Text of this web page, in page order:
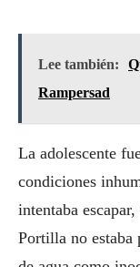
Lee también:
Rampersad
La adolescente
condiciones
intentaba
Portilla no estaba